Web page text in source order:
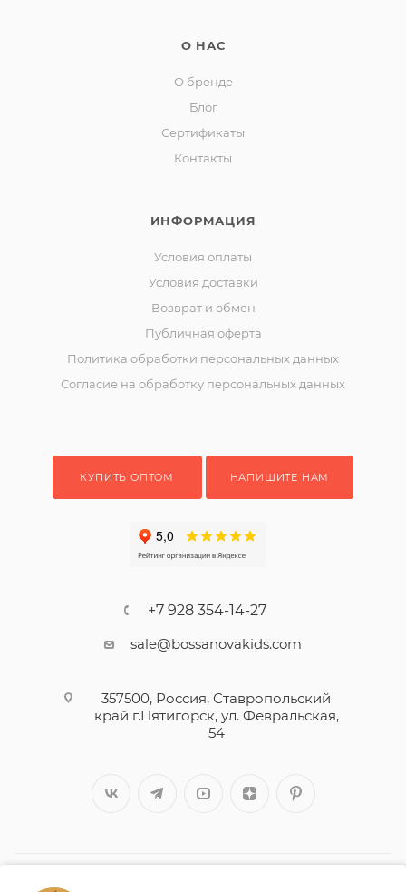
О НАС
О бренде
Блог
Сертификаты
Контакты
ИНФОРМАЦИЯ
Условия оплаты
Условия доставки
Возврат и обмен
Публичная оферта
Политика обработки персональных данных
Согласие на обработку персональных данных
КУПИТЬ ОПТОМ НАПИШИТЕ НАМ
+7 928 354-14-27
sale@bossanovakids.com
357500, Россия, Ставропольский
край г.Пятигорск, ул. Февральская,
54